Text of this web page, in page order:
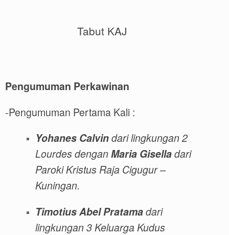
Tabut KAJ
Pengumuman Perkawinan
-Pengumuman Pertama Kali :
Yohanes Calvindari lingkungan2
Lourdes denganMaria Giselladari
Paroki Kristus Raja Cigugur –
Kuningan.
Timotius Abel Pratamadari
lingkungan 3 Keluarga Kudus